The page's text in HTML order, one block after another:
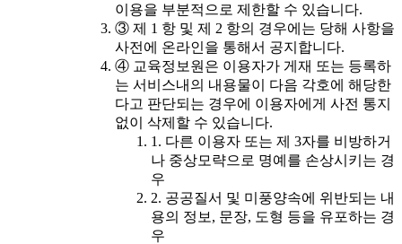
이용을 부분적으로 제한할 수 있습니다.
③ 제 1 항 및 제 2 항의 경우에는 당해 사항을
사전에 온라인을 통해서 공지합니다.
④ 교육정보원은 이용자가 게재 또는 등록하
는 서비스내의 내용물이 다음 각호에 해당한
다고 판단되는 경우에 이용자에게 사전 통지
없이 삭제할 수 있습니다.
1. 다른 이용자 또는 제 3자를 비방하거
나 중상모략으로 명예를 손상시키는 경
우
2. 공공질서 및 미풍양속에 위반되는 내
용의 정보, 문장, 도형 등을 유포하는 경
우